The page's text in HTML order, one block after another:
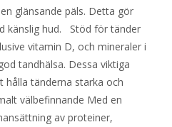
glänsande päls. Detta gör
känslig hud. Stöd för tänder
vitamin D, och mineraler i
tandhälsa. Dessa viktiga
hålla tänderna starka och
välbefinnande Med en
av proteiner,